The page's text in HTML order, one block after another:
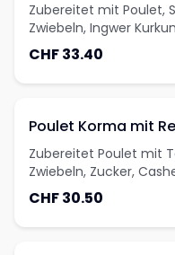
Zubereitet mit Poulet,
Zwiebeln, Ingwer
Kümmelpulver,
gehackten Tomaten,
Kokosraspeln, Salz
CHF 33.40
Poulet Korma mit
Zubereitet Poulet mit
Zwiebeln, Zucker,
Gewürzen und Rahm
CHF 30.50